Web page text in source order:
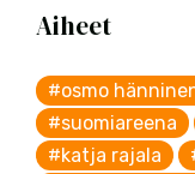
Aiheet
#osmo
#suomiareena
#katja rajala